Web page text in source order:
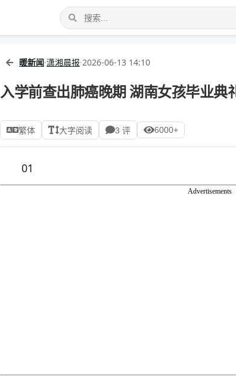
暖新闻·潇湘晨报·2026-06-13 14:10
入学前查出肺癌晚期 湖南女孩毕业典
繁体 大字阅读 3 评 6000+
01
Advertisements